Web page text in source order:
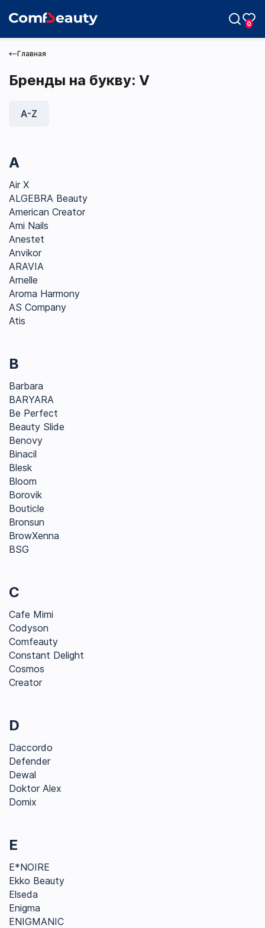
0
Max
Главная
Бренды на букву: V
A-Z
A
Air X
ALGEBRA Beauty
American Creator
Ami Nails
Anestet
Anvikor
ARAVIA
Arnelle
Aroma Harmony
AS Company
Atis
B
Barbara
BARYARA
Be Perfect
Beauty Slide
Benovy
Binacil
Blesk
Bloom
Borovik
Bouticle
Bronsun
BrowXenna
BSG
C
Cafe Mimi
Codyson
Comfeauty
Constant Delight
Cosmos
Creator
D
Daccordo
Defender
Dewal
Doktor Alex
Domix
E
E*NOIRE
Ekko Beauty
Elseda
Enigma
ENIGMANIC